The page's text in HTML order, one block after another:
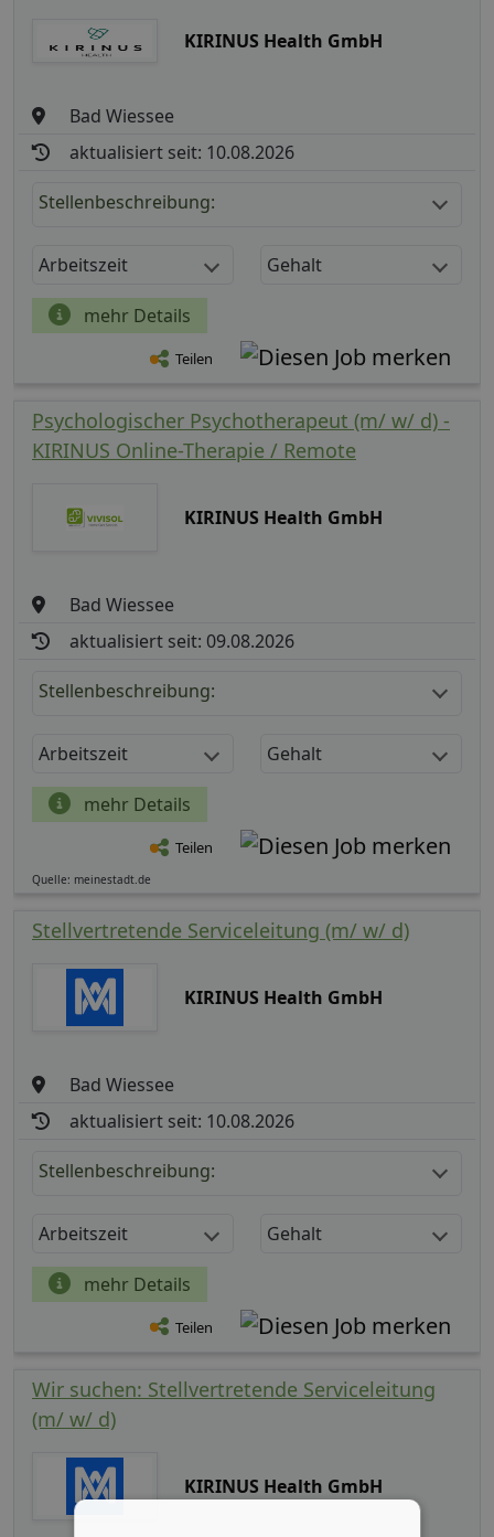
KIRINUS Health GmbH
Bad Wiessee
aktualisiert seit: 10.08.2026
Stellenbeschreibung:
Arbeitszeit Gehalt
mehr Details
Teilen
Psychologischer Psychotherapeut (m/ w/ d) -
KIRINUS Online-Therapie / Remote
KIRINUS Health GmbH
Bad Wiessee
aktualisiert seit: 09.08.2026
Stellenbeschreibung:
Arbeitszeit Gehalt
mehr Details
Teilen
Quelle: meinestadt.de
Stellvertretende Serviceleitung (m/ w/ d)
KIRINUS Health GmbH
Bad Wiessee
aktualisiert seit: 10.08.2026
Stellenbeschreibung:
Arbeitszeit Gehalt
mehr Details
Teilen
Wir suchen: Stellvertretende Serviceleitung
(m/ w/ d)
KIRINUS Health GmbH